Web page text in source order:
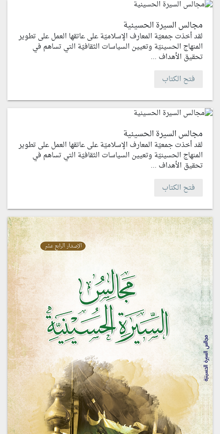
مجالس السيرة الحسينية
لقد أخذت جمعيّة المعارف الإسلاميّة على عاتقها العمل على تطوير
المنهاج الحسينيّة وتعيين السياسات الثقافيّة التي تساهم في
تحقيق الأهداف ...
فتح الكتاب
مجالس السيرة الحسينية
لقد أخذت جمعيّة المعارف الإسلاميّة على عاتقها العمل على تطوير
المنهاج الحسينيّة وتعيين السياسات الثقافيّة التي تساهم في
تحقيق الأهداف ...
فتح الكتاب